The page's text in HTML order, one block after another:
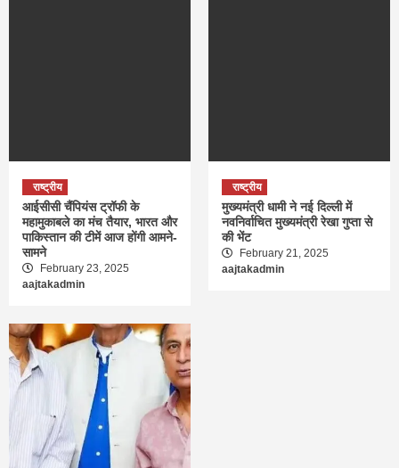
राष्ट्रीय
आईसीसी चैंपियंस ट्रॉफी के
महामुकाबले का मंच तैयार, भारत और
पाकिस्तान की टीमें आज होंगी आमने-
सामने
February 23, 2025
aajtakadmin
राष्ट्रीय
मुख्यमंत्री धामी ने नई दिल्ली में
नवनिर्वाचित मुख्यमंत्री रेखा गुप्ता से
की भेंट
February 21, 2025
aajtakadmin